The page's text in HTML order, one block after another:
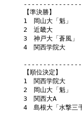
【準決勝】
1　岡山大「魁」		4	７’１３”９６
2　近畿大		2	６’２４”４０
3　神戸大「蒼風」	1	６’２２”５４
4　関西学院大		3	６’２６”６９
【順位決定】
1　関西学院大		1	６’２６”６４
2　岡山大「魁」		4	６’４１”３１
3　関西大A		3	６’３５”６３
4　島根大「水撃三千里」	2	６’